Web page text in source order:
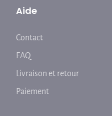
Aide
Contact
FAQ
Livraison et retour
Paiement